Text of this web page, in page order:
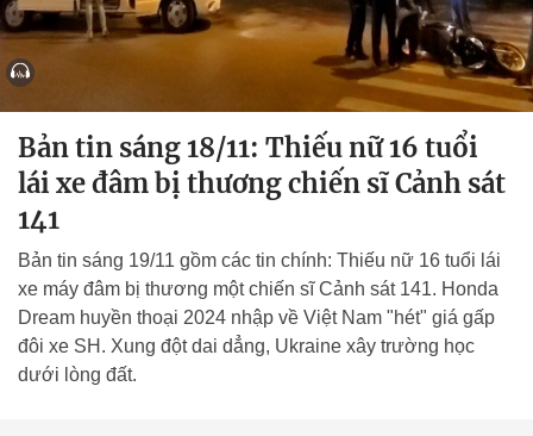
Bản tin sáng 18/11: Thiếu nữ 16 tuổi
lái xe đâm bị thương chiến sĩ Cảnh sát
141
Bản tin sáng 19/11 gồm các tin chính: Thiếu nữ 16 tuổi lái
xe máy đâm bị thương một chiến sĩ Cảnh sát 141. Honda
Dream huyền thoại 2024 nhập về Việt Nam "hét" giá gấp
đôi xe SH. Xung đột dai dẳng, Ukraine xây trường học
dưới lòng đất.